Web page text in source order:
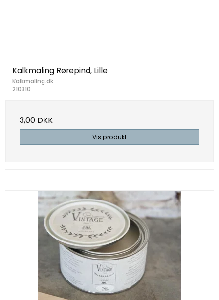
Kalkmaling Rørepind, Lille
Kalkmaling.dk
210310
3,00 DKK
Vis produkt